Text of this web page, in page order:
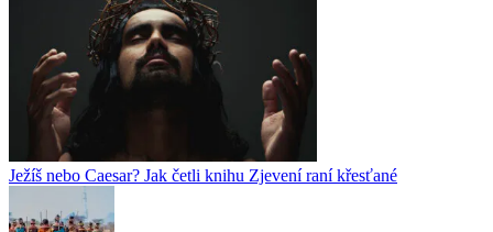
Ježíš nebo Caesar? Jak četli knihu Zjevení raní křesťané